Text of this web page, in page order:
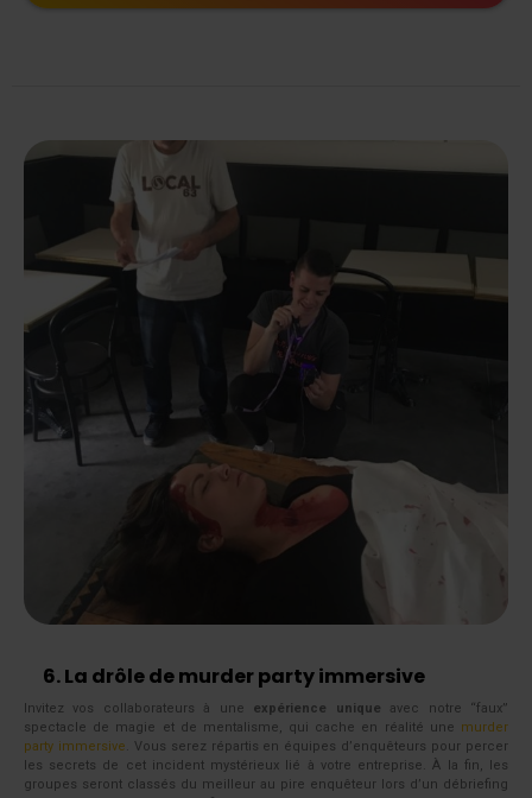
6. La drôle de murder party immersive
Invitez vos collaborateurs à une expérience unique avec notre “faux”
spectacle de magie et de mentalisme, qui cache en réalité une murder
party immersive . Vous serez répartis en équipes d’enquêteurs pour percer
les secrets de cet incident mystérieux lié à votre entreprise. À la fin, les
groupes seront classés du meilleur au pire enquêteur lors d’un débriefing